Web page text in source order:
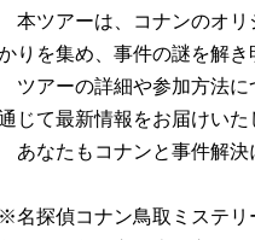
ツアーは、コナンのオリ
りを集め、事件の謎を解き
アーの詳細や参加方法に
じて最新情報をお届けいた
なたもコナンと事件解決
名探偵コナン鳥取ミステリ